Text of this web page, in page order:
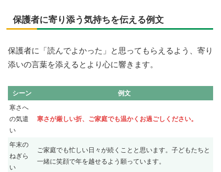
保護者に寄り添う気持ちを伝える例文
保護者に「読んでよかった」と思ってもらえるよう、寄り
添いの言葉を添えるとより心に響きます。
シーン
例文
寒さへ
の気遣
い
寒さが厳しい折、ご家庭でも温かくお過ごしください。
年末の
ねぎら
い
ご家庭でも忙しい日々が続くことと思います。子どもたちと
一緒に笑顔で年を越せるよう願っています。